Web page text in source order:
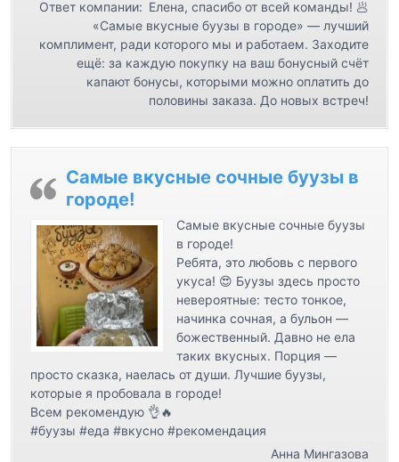
Ответ компании: Елена, спасибо от всей команды! 🥟
«Самые вкусные буузы в городе» — лучший
комплимент, ради которого мы и работаем. Заходите
ещё: за каждую покупку на ваш бонусный счёт
капают бонусы, которыми можно оплатить до
половины заказа. До новых встреч!
Самые вкусные сочные буузы в
городе!
Самые вкусные сочные буузы
в городе!
Ребята, это любовь с первого
укуса! 😍 Буузы здесь просто
невероятные: тесто тонкое,
начинка сочная, а бульон —
божественный. Давно не ела
таких вкусных. Порция —
просто сказка, наелась от души. Лучшие буузы,
которые я пробовала в городе!
Всем рекомендую 👌🔥
#буузы #еда #вкусно #рекомендация
Анна Мингазова